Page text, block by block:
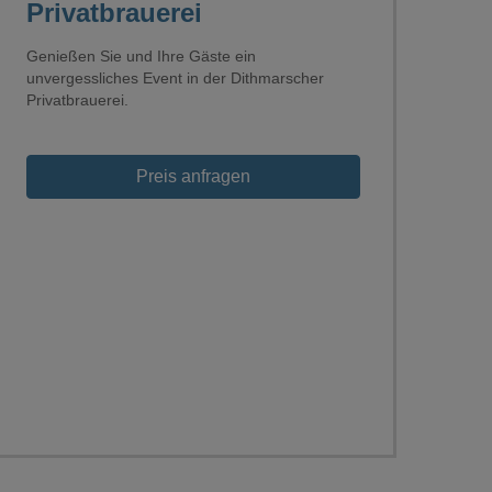
Privatbrauerei
Genießen Sie und Ihre Gäste ein
unvergessliches Event in der Dithmarscher
Privatbrauerei.
Preis anfragen